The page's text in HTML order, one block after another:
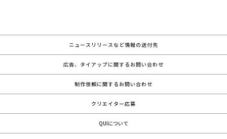
ニュースリリースなど情報の送付先
広告、タイアップに関するお問い合わせ
制作依頼に関するお問い合わせ
クリエイター応募
QUIについて